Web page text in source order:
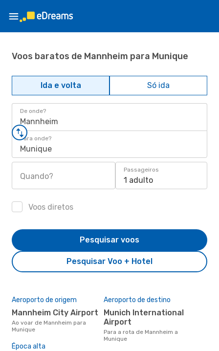
Voos baratos de Mannheim para Munique
Ida e volta Só ida
De onde?
Mannheim
Para onde?
Munique
Quando?
Passageiros
1 adulto
Voos diretos
Pesquisar Voo + Hotel
Pesquisar voos
Aeroporto de origem
Mannheim City Airport
Ao voar de Mannheim para
Munique
Aeroporto de destino
Munich International
Airport
Para a rota de Mannheim a
Munique
Época alta